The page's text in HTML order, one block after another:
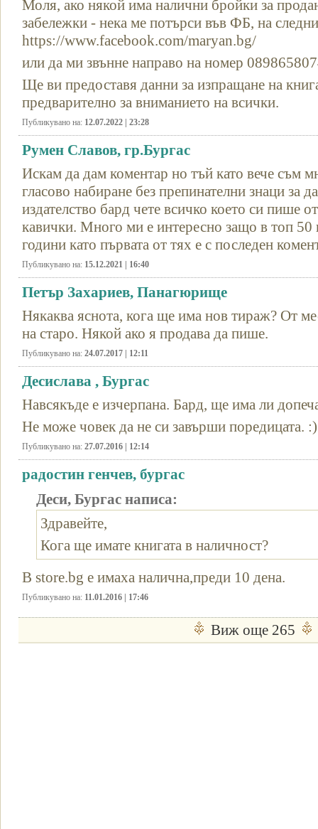
Моля, ако някой има налични бройки за
забележки - нека ме потърси във ФБ, на
https://www.facebook.com/maryan.bg/
или да ми звънне направо на номер
Ще ви предоставя данни за изпращане на
предварително за вниманието на всички.
Публикувано на: 12.07.2022 | 23:28
Румен Славов, гр.Бургас
Искам да дам коментар но тъй като вече съм
гласово набиране без препинателни знаци за
издателство бард чете всичко което си пише
кавички. Много ми е интересно защо в топ 50
години като първата от тях е с последен
Публикувано на: 15.12.2021 | 16:40
Петър Захариев, Панагюрище
Някаква яснота, кога ще има нов тираж? От
на старо. Някой ако я продава да пише.
Публикувано на: 24.07.2017 | 12:11
Десислава , Бургас
Навсякъде е изчерпана. Бард, ще има ли
Не може човек да не си завърши поредицата. :)
Публикувано на: 27.07.2016 | 12:14
радостин генчев, бургас
Деси, Бургас написа:
Здравейте,
Кога ще имате книгата в наличност?
В store.bg е имаха налична,преди 10 дена.
Публикувано на: 11.01.2016 | 17:46
Виж още 265